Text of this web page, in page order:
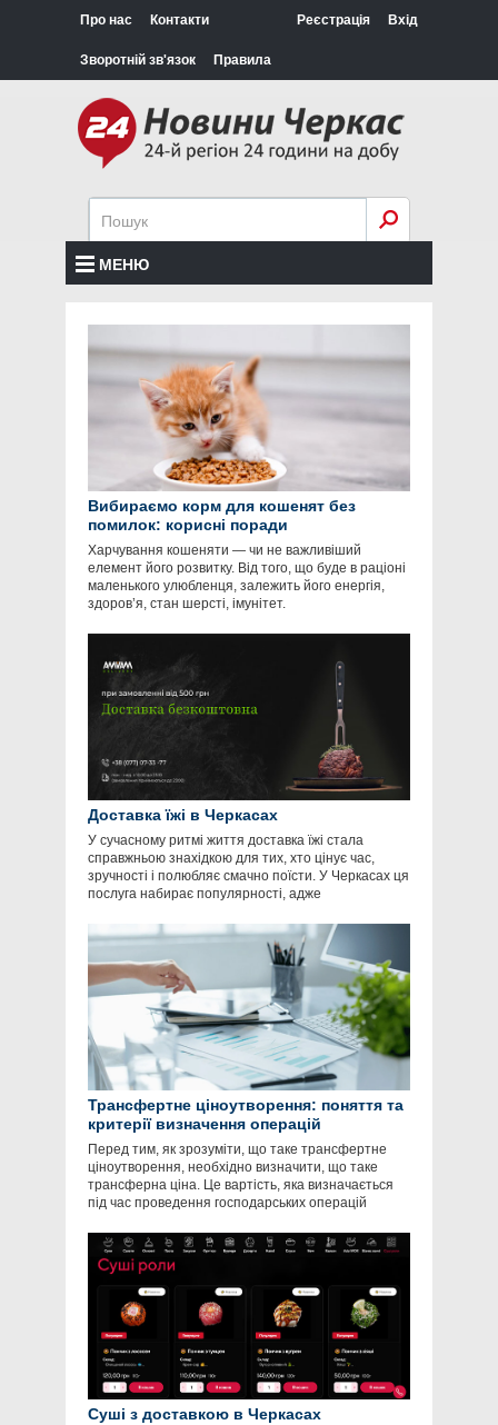
Про нас Контакти
Зворотній зв'язок Правила
Реєстрація Вхід
МЕНЮ
Вибираємо корм для кошенят без
помилок: корисні поради
Харчування кошеняти — чи не важливіший
елемент його розвитку. Від того, що буде в раціоні
маленького улюбленця, залежить його енергія,
здоров’я, стан шерсті, імунітет.
Доставка їжі в Черкасах
У сучасному ритмі життя доставка їжі стала
справжньою знахідкою для тих, хто цінує час,
зручності і полюбляє смачно поїсти. У Черкасах ця
послуга набирає популярності, адже
Трансфертне ціноутворення: поняття та
критерії визначення операцій
Перед тим, як зрозуміти, що таке трансфертне
ціноутворення, необхідно визначити, що таке
трансферна ціна. Це вартість, яка визначається
під час проведення господарських операцій
Суші з доставкою в Черкасах